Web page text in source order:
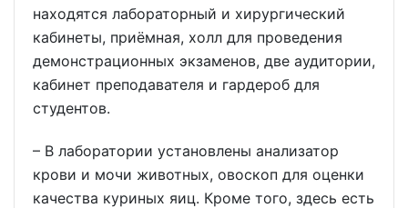
находятся лабораторный и хирургический
кабинеты, приёмная, холл для проведения
демонстрационных экзаменов, две аудитории,
кабинет преподавателя и гардероб для
студентов.
– В лаборатории установлены анализатор
крови и мочи животных, овоскоп для оценки
качества куриных яиц. Кроме того, здесь есть